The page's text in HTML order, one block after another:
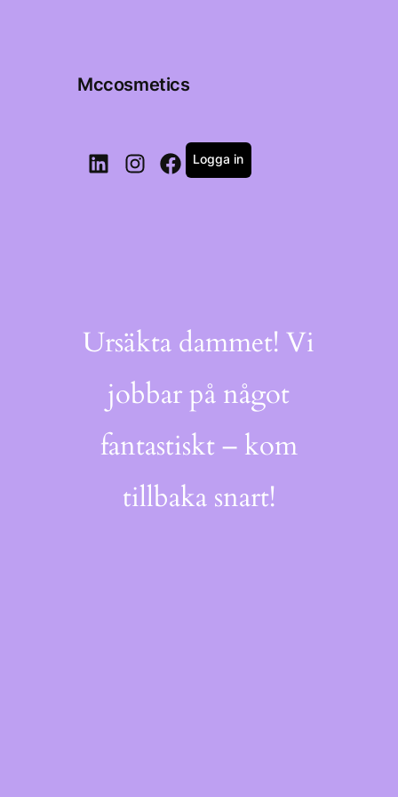
Mccosmetics
LinkedInInstagramFacebook
Logga in
Ursäkta dammet! Vi
jobbar på något
fantastiskt – kom
tillbaka snart!